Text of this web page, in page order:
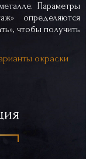
Параметры
определяются
чтобы получить
окраски